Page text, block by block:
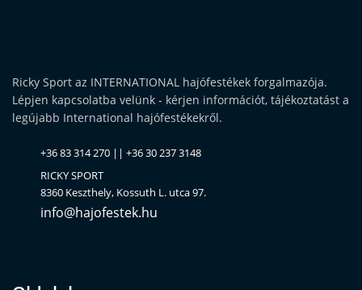
Ricky Sport az INTERNATIONAL hajófestékek forgalmazója.
Lépjen kapcsolatba velünk - kérjen információt, tájékoztatást a
legújabb International hajófestékekről.
+36 83 314 270 || +36 30 237 3148
RICKY SPORT
8360 Keszthely, Kossuth L. utca 97.
info@hajofestek.hu